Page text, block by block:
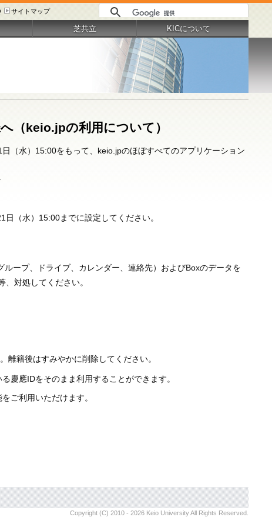
サイトマップ
（keio.jpの利用について）
（水）15:00をもって、keio.jpのほぼすべてのアプリケーション
（水）15:00までに設定してください。
ープ、ドライブ、カレンダー、連絡先）およびBoxのデータを
対処してください。
離籍後はすみやかに削除してください。
慶應IDをそのまま利用することができます。
ご利用いただけます。
芝共立 KICについて
Copyright (C) 2010 - 2026 Keio University All Rights Reserved.